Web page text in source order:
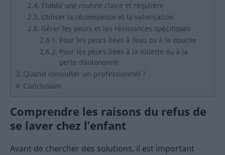
Établir une routine claire et régulière
Utiliser la récompense et la valorisation
Gérer les peurs et les résistances spécifiques
Pour les peurs liées à l’eau ou à la douche
Pour les peurs liées à la toilette ou à la
perte d’autonomie
Quand consulter un professionnel ?
Conclusion
Comprendre les raisons du refus de
se laver chez l’enfant
Avant de chercher des solutions, il est important